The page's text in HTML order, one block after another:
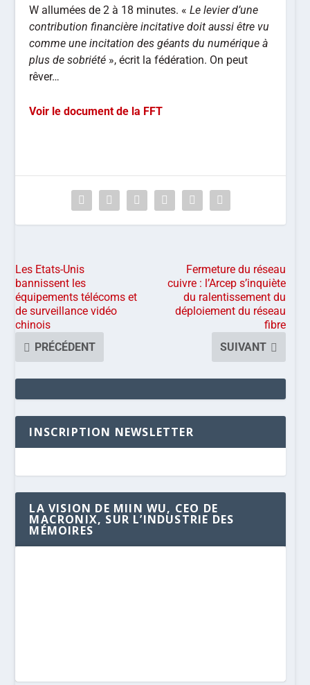
W allumées de 2 à 18 minutes. «Le levier d’une
contribution financière incitative doit aussi être vu
comme une incitation des géants du numérique à
plus de sobriété », écrit la fédération. On peut
rêver…
Voir le document de la FFT
Les Etats-Unis
bannissent les
équipements télécoms et
de surveillance vidéo
chinois
PRÉCÉDENT
Fermeture du réseau
cuivre : l’Arcep s’inquiète
du ralentissement du
déploiement du réseau
fibre
SUIVANT
INSCRIPTION NEWSLETTER
LA VISION DE MIIN WU, CEO DE
MACRONIX, SUR L’INDUSTRIE DES
MÉMOIRES